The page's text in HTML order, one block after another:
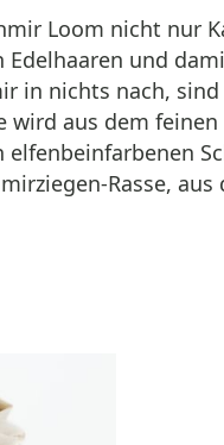
Loom nicht nur
Edelhaaren und
in nichts nach,
aus dem
Rasse,